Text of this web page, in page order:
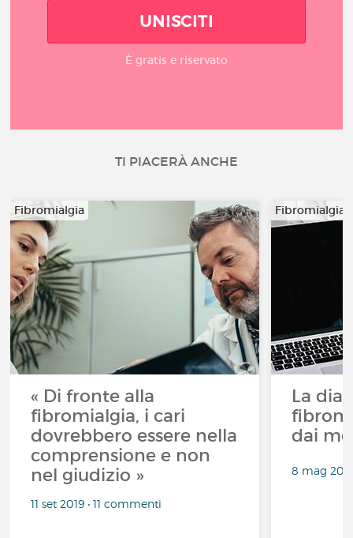
UNISCITI
È gratis e riservato
TI PIACERÀ ANCHE
Fibromialgia
« Di fronte alla
fibromialgia, i cari
dovrebbero essere nella
comprensione e non
nel giudizio »
11 set 2019 • 11 commenti
Fibromialgia
La
dai
8 mag